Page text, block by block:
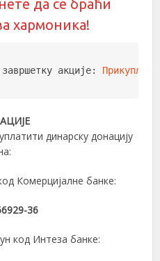
да се браћи
хармоника!
акције:
динарску донацију
Комерцијалне банке:
36
код Интеза банке: